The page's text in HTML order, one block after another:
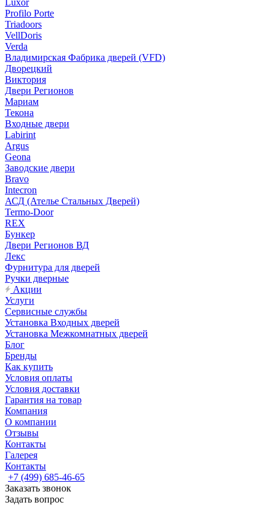
Luxor
Profilo Porte
Triadoors
VellDoris
Verda
Владимирская Фабрика дверей (VFD)
Дворецкий
Виктория
Двери Регионов
Мариам
Текона
Входные двери
Labirint
Argus
Geona
Заводские двери
Bravo
Intecron
АСД (Ателье Стальных Дверей)
Termo-Door
REX
Бункер
Двери Регионов ВД
Лекс
Фурнитура для дверей
Ручки дверные
Акции
Услуги
Сервисные службы
Установка Входных дверей
Установка Межкомнатных дверей
Блог
Бренды
Как купить
Условия оплаты
Условия доставки
Гарантия на товар
Компания
О компании
Отзывы
Контакты
Галерея
Контакты
+7 (499) 685-46-65
Заказать звонок
Задать вопрос